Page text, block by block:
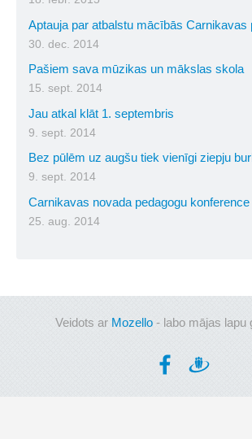
Aptauja par atbalstu mācībās Carnikavas
30. dec. 2014
Pašiem sava mūzikas un mākslas skola
15. sept. 2014
Jau atkal klāt 1. septembris
9. sept. 2014
Bez pūlēm uz augšu tiek vienīgi ziepju
9. sept. 2014
Carnikavas novada pedagogu konference
25. aug. 2014
Veidots ar Mozello- labo mājas lapu